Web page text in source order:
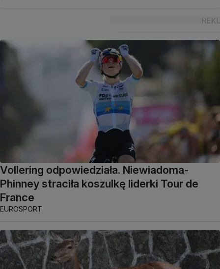
Vollering odpowiedziała. Niewiadoma-
Phinney straciła koszulkę liderki Tour de
France
EUROSPORT